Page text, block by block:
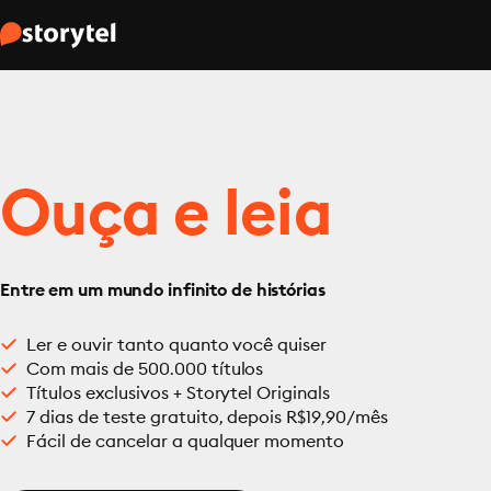
Ouça e leia
Entre em um mundo infinito de histórias
Ler e ouvir tanto quanto você quiser
Com mais de 500.000 títulos
Títulos exclusivos + Storytel Originals
7 dias de teste gratuito, depois R$19,90/mês
Fácil de cancelar a qualquer momento